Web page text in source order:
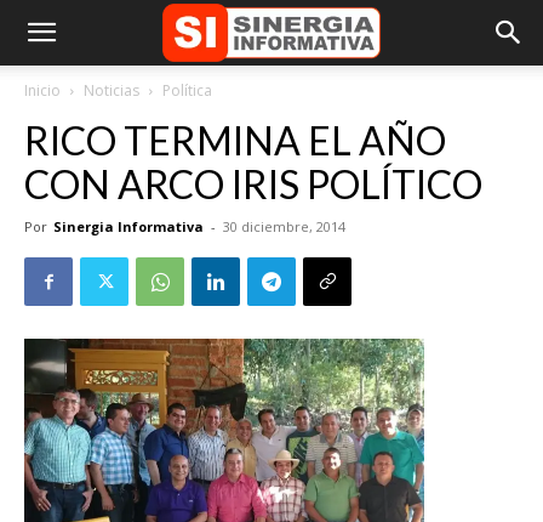
Inicio Noticias Política
RICO TERMINA EL AÑO
CON ARCO IRIS POLÍTICO
Por Sinergia Informativa - 30 diciembre, 2014